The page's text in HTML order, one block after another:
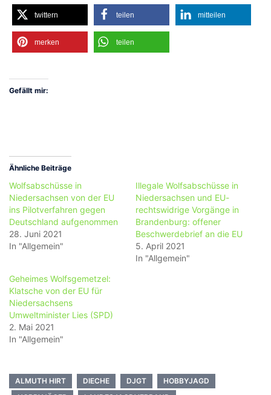
twittern teilen mitteilen
merken teilen
Gefällt mir:
Ähnliche Beiträge
Wolfsabschüsse in
Niedersachsen von der EU
ins Pilotverfahren gegen
Deutschland aufgenommen
28. Juni 2021
In "Allgemein"
Illegale Wolfsabschüsse in
Niedersachsen und EU-
rechtswidrige Vorgänge in
Brandenburg: offener
Beschwerdebrief an die EU
5. April 2021
In "Allgemein"
Geheimes Wolfsgemetzel:
Klatsche von der EU für
Niedersachsens
Umweltminister Lies (SPD)
2. Mai 2021
In "Allgemein"
ALMUTH HIRT DIECHE DJGT
HOBBYJAGD